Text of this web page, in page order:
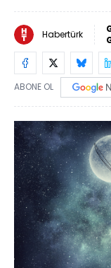
Habertürk
ABONE OL